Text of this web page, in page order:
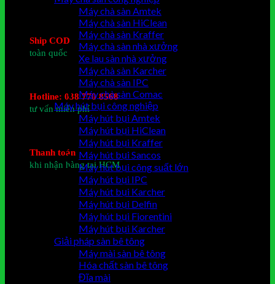
Ship COD
toàn quốc
Hotline: 038 770 8568
tư vấn miễn phí
Thanh toán
khi nhận hàng tại HCM
Chưa có sản phẩm trong giỏ hàng.
Máy chà sàn Amtek
Máy chà sàn HiClean
Máy chà sàn Kraffer
Máy chà sàn nhà xưởng
Xe lau sàn nhà xưởng
Máy chà sàn Karcher
Máy chà sàn IPC
Máy chà sàn Comac
Máy hút bụi công nghiệp
Máy hút bụi Amtek
Máy hút bụi HiClean
Máy hút bụi Kraffer
Máy hút bụi Sancos
Máy hút bụi công suất lớn
Máy hút bụi IPC
Máy hút bụi Karcher
Máy hút bụi Delfin
Máy hút bụi Fiorentini
Máy hút bụi Karcher
Giải pháp sàn bê tông
Máy mài sàn bê tông
Hóa chất sàn bê tông
Đĩa mài